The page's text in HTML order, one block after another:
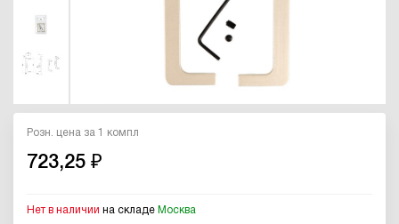
Розн. цена за 1 компл
723,25 ₽
Нет в наличии на складе Москва